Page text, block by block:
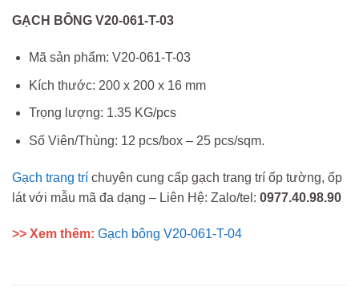
GẠCH BÔNG V20-061-T-03
Mã sản phẩm: V20-061-T-03
Kích thước: 200 x 200 x 16 mm
Trọng lượng: 1.35 KG/pcs
Số Viên/Thùng: 12 pcs/box – 25 pcs/sqm.
Gạch trang trí chuyên cung cấp gạch trang trí ốp tường, ốp
lát với mẫu mã đa dạng – Liên Hệ: Zalo/tel: 0977.40.98.90
>> Xem thêm: Gạch bông V20-061-T-04